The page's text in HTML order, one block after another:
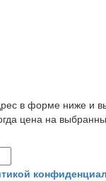
в форме ниже и
цена на